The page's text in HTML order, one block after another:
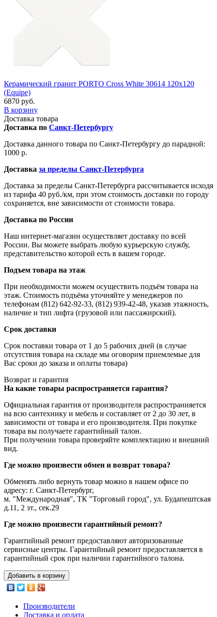
Керамический гранит PORTO Cross White 30614 120x120
(Equipe)
6870 руб.
В корзину
Доставка товара
Доставка по Санкт-Петербургу
Доставка данного товара по Санкт-Петербургу до парадной:
1000 р.
Доставка за пределы Санкт-Петербурга
Доставка за пределы Санкт-Петербурга рассчитывается исходя
из тарифа 40 руб./км, при этом стоимость доставки по городу
сохраняется, вне зависимости от стоимости товара.
Доставка по России
Наш интернет-магазин осуществляет доставку по всей
России. Вы можете выбрать любую курьерскую службу,
представительство которой есть в вашем городе.
Подъем товара на этаж
При необходимости можем осуществить подъём товара на
этаж. Стоимость подъёма уточняйте у менеджеров по
телефонам (812) 642-92-33, (812) 939-42-48, указав этажность,
наличие и тип лифта (грузовой или пассажирский).
Срок доставки
Срок поставки товара от 1 до 5 рабочих дней (в случае
отсутствия товара на складе мы оговорим приемлемые для
Вас сроки до заказа и оплаты товара)
Возврат и гарантия
На какие товары распространяется гарантия?
Официальная гарантия от производителя распространияется
на всю сантехнику и мебель и составляет от 2 до 30 лет, в
зависимости от товара и его производителя. При покупке
товара вы получаете гарантийный талон.
При получении товара проверяйте комплектацию и внешний
вид.
Где можно произвести обмен и возврат товара?
Обменять либо вернуть товар можно в нашем офисе по
адресу: г. Санкт-Петербург,
м. "Международная", ТК "Торговый город", ул. Будапештская
д.11, 2 эт., сек.29
Где можно произвести гарантийный ремонт?
Гарантийный ремонт предоставляют авторизованные
сервисные центры. Гарантийный ремонт предоставляется в
гарантийный срок при наличии гарантийного талона.
Добавить в корзину
Производители
Доставка и оплата